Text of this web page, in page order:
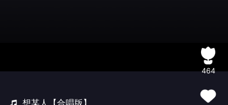
想某人【合唱版】
464